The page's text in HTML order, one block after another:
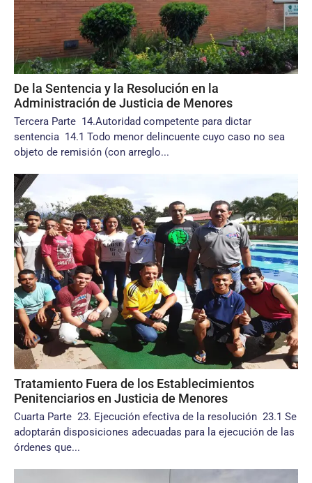
De la Sentencia y la Resolución en la
Administración de Justicia de Menores
Tercera Parte 14.Autoridad competente para dictar
sentencia 14.1 Todo menor delincuente cuyo caso no sea
objeto de remisión (con arreglo...
Tratamiento Fuera de los Establecimientos
Penitenciarios en Justicia de Menores
Cuarta Parte 23. Ejecución efectiva de la resolución 23.1 Se
adoptarán disposiciones adecuadas para la ejecución de las
órdenes que...